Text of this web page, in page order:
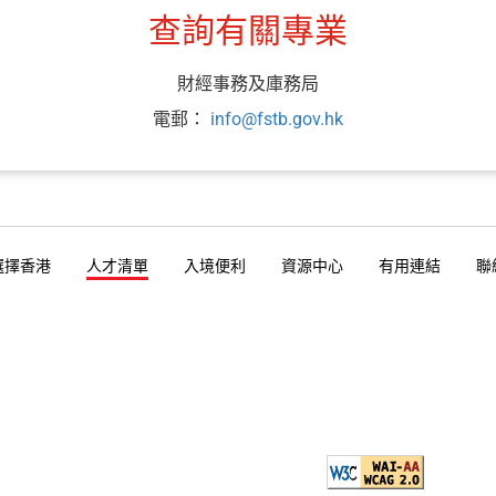
查詢有關專業
財經事務及庫務局
電郵： info@fstb.gov.hk
擇香港 人才清單 入境便利 資源中心 有用連結 聯